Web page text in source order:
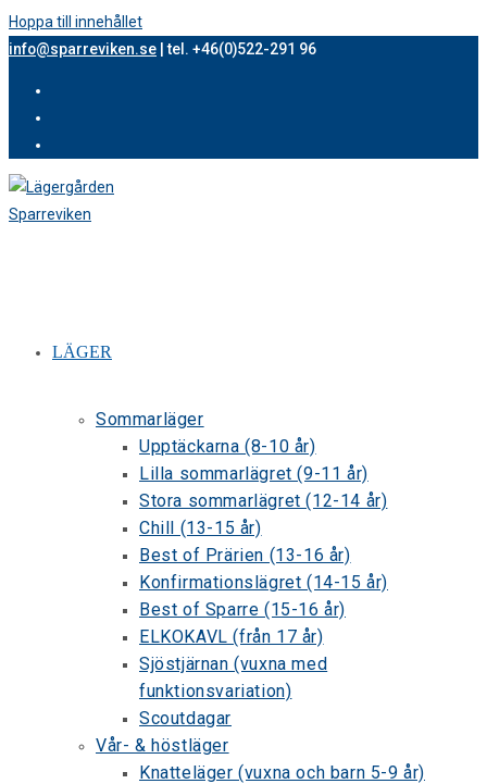
Hoppa till innehållet
info@sparreviken.se | tel. +46(0)522-291 96
LÄGER
Sommarläger
Upptäckarna (8-10 år)
Lilla sommarlägret (9-11 år)
Stora sommarlägret (12-14 år)
Chill (13-15 år)
Best of Prärien (13-16 år)
Konfirmationslägret (14-15 år)
Best of Sparre (15-16 år)
ELKOKAVL (från 17 år)
Sjöstjärnan (vuxna med
funktionsvariation)
Scoutdagar
Vår- & höstläger
Knatteläger (vuxna och barn 5-9 år)